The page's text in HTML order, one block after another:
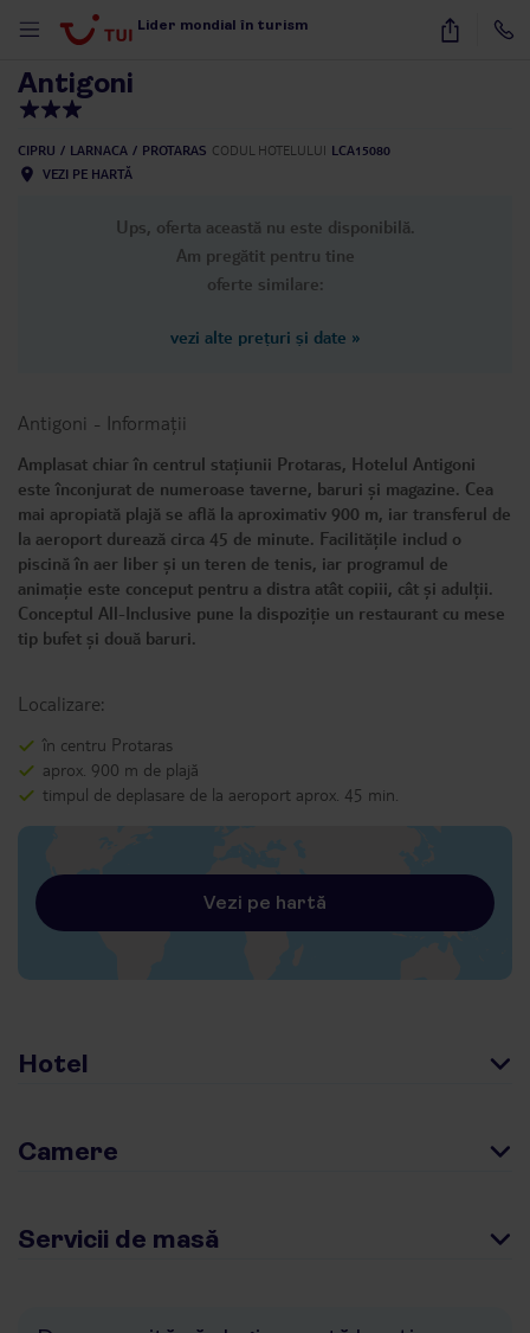
Lider mondial în turism 34
Antigoni
CIPRU LARNACA PROTARAS CODUL HOTELULUI LCA15080
VEZI PE HARTĂ
Ups, oferta această nu este disponibilă.
Am pregătit pentru tine
oferte similare:
vezi alte prețuri și date »
Antigoni - Informații
Amplasat chiar în centrul stațiunii Protaras, Hotelul Antigoni
este înconjurat de numeroase taverne, baruri și magazine. Cea
mai apropiată plajă se află la aproximativ 900 m, iar transferul de
la aeroport durează circa 45 de minute. Facilitățile includ o
piscină în aer liber și un teren de tenis, iar programul de
animație este conceput pentru a distra atât copiii, cât și adulții.
Conceptul All-Inclusive pune la dispoziție un restaurant cu mese
tip bufet și două baruri.
Localizare:
în centru Protaras
aprox. 900 m de plajă
timpul de deplasare de la aeroport aprox. 45 min.
Vezi pe hartă
Hotel
Camere
Servicii de masă